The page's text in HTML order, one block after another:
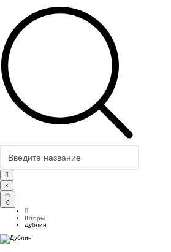
×
0
Шторы
Дублин